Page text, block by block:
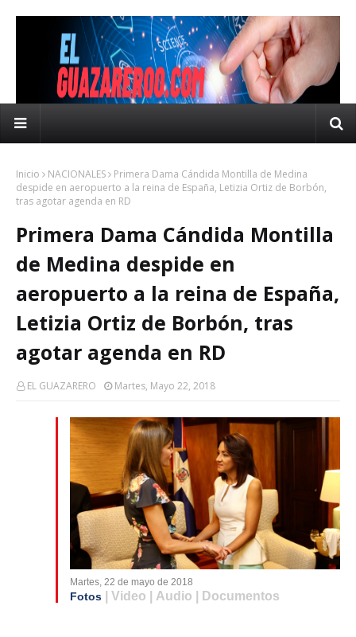
Inicio NACIONALES
Primera Dama Cándida Montilla de Medina
despide en aeropuerto a la reina de España, Letizia Ortiz de Borbón,
tras agotar agenda en RD
Primera Dama Cándida Montilla
de Medina despide en
aeropuerto a la reina de España,
Letizia Ortiz de Borbón, tras
agotar agenda en RD
EL GUAZARERO Martes, Mayo 22, 2018
Martes, 22 de mayo de 2018
Fotos | Video | Audio | Documentos